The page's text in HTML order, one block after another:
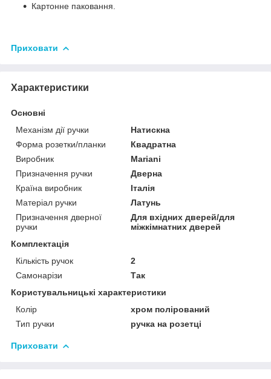
Картонне паковання.
Приховати
Характеристики
Основні
Механізм дії ручки
Натискна
Форма розетки/планки
Квадратна
Виробник
Mariani
Призначення ручки
Дверна
Країна виробник
Італія
Матеріал ручки
Латунь
Призначення дверної
ручки
Для вхідних дверей/для
міжкімнатних дверей
Комплектація
Кількість ручок
2
Самонарізи
Так
Користувальницькі характеристики
Колір
хром полірований
Тип ручки
ручка на розетці
Приховати